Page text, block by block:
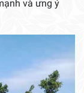
và ưng ý